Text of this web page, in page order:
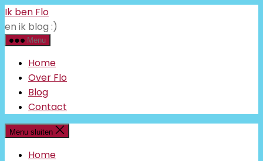
Ga
naar
de
inhoud
Ik ben Flo
en ik blog :)
Menu
Home
Over Flo
Blog
Contact
Menu sluiten
Home